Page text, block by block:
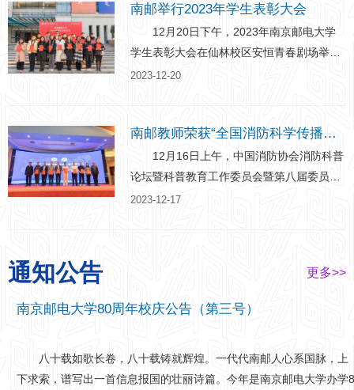
育系统关工委“读懂中国”活动中，我校经济
学院《守教育报国初心，担铸魂育人使命》
获评优秀征文；通信与信息工程学院《传
承：梦想联“通”西部，数字振“信”乡村》、理
是教育部关工委推出的助力主渠道开展思政
教育的品牌活动，旨在充分发挥老干部、老
战士、老专家、老教师、老模范等“五老”亲
历者、见证者、实践者的优势，向广大青年
广大青年学生在新征程上立志做有理想、敢
担当、能吃苦、肯奋斗的新时代好青年。
我校根据教育部关工委、省教育系统关工
动，围绕“老少共话二十大 踔厉奋发新征
程”主题，采取线上线下相结合的方法，积极
南邮举行2023年学生表彰大会
12月20日下午，2023年南京邮电大学
学生表彰大会在仙林校区安恒青春剧场举
行。校党委常委、副校长姜小舜，校党委常
山，校党委常、副校长谢平，学校职能部
门、学院相关负责人，辅导员代表、优秀班
主任代表和学生代表等近500人出席大会。
刘青山副校长宣读表彰决定。他指出，
丰硕成果，希望同学们把荣誉作为新的起
点，把再创辉煌作为新的目标，向榜样学
习、与榜样同行，珍惜韶华、砥砺奋进，学
分为“榜样的力量”“奋斗的青春”“光荣的使
命”三个篇章。会上，优秀师生代表对话梦
2023-12-20
南邮教师荣获“全国消防科学传播先进个人”荣誉称号
12月16日上午，中国消防协会消防科普
论坛暨科普教育工作委员会暨第八届委员会
第二次会议于厦门召开。会议对年度全国消
称号，据悉，该奖项由中国消防协会每两年
颁发一次，今年全国共有8人获得该项荣
作，先后担任中国消防协会科普委员会委
员、中国消防协会科普委员会、“中国消防-
2023-12-17
通知公告 更多>>
南京邮电大学80周年校庆公告（第三号）
八十载如歌长卷，八十载铸就辉煌。一代代南邮人心系国脉，上
下求索，谱写出一首信息报国的壮丽诗篇。今年是南京邮电大学办学8